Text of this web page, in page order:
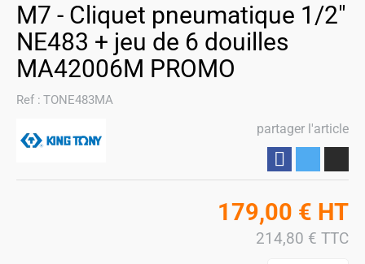
M7 - Cliquet pneumatique 1/2"
NE483 + jeu de 6 douilles
MA42006M PROMO
Ref : TONE483MA
partager l'article
179,00 € HT
214,80 € TTC